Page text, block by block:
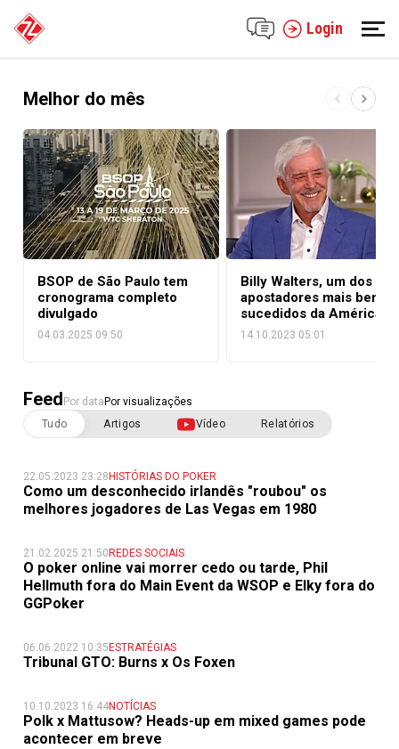
Login
Melhor do mês
BSOP de São Paulo tem
cronograma completo
divulgado
04.03.2025 09:50
Billy Walters, um dos
apostadores mais bem-
sucedidos da América
14.10.2023 05:01
Feed Por data Por visualizações
Tudo
Artigos Vídeo Relatórios
22.05.2023 23:28 HISTÓRIAS DO POKER
Como um desconhecido irlandês "roubou" os
melhores jogadores de Las Vegas em 1980
21.02.2025 21:50 REDES SOCIAIS
O poker online vai morrer cedo ou tarde, Phil
Hellmuth fora do Main Event da WSOP e Elky fora do
GGPoker
06.06.2022 10:35 ESTRATÉGIAS
Tribunal GTO: Burns x Os Foxen
10.10.2023 16:44NOTÍCIAS
Polk x Mattusow? Heads-up em mixed games pode
acontecer em breve